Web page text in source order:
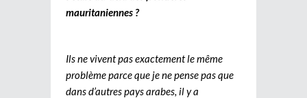
mauritaniennes ?
Ils ne vivent pas exactement le même
problème parce que je ne pense pas que
dans d’autres pays arabes, il y a